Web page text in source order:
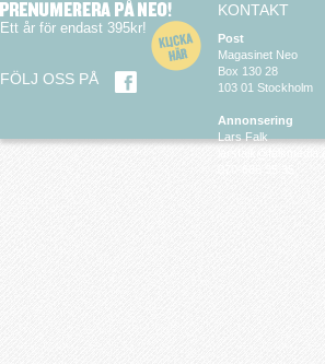
Ett år för endast 395kr!
FÖLJ OSS PÅ
KONTAKT
Post
Magasinet Neo
Box 130 28
103 01 Stockholm
Annonsering
Lars Falk